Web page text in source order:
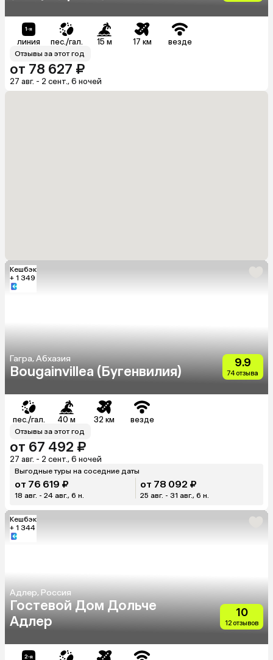
линия пес./гал. 15 м 17 км везде
Отзывы за этот год
от 78 627 ₽
27 авг. - 2 сент., 6 ночей
Кешбэк
+ 1 349
Гагра, Абхазия
Bougainvillea (Бугенвилия)
9.9
74 отзыва
пес./гал. 40 м 32 км везде
Отзывы за этот год
от 67 492 ₽
27 авг. - 2 сент., 6 ночей
Выгодные туры на соседние даты
от 76 619 ₽
18 авг. - 24 авг., 6 н.
от 78 092 ₽
25 авг. - 31 авг., 6 н.
Кешбэк
+ 1 344
Адлер, Россия
Гостевой Дом Дольче
Адлер
10
12 отзывов